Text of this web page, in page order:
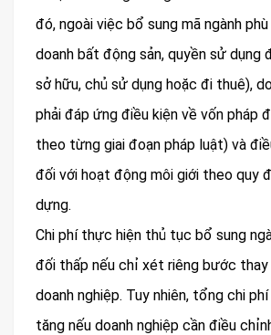
đó, ngoài việc bổ sung mã ngành
doanh bất động sản, quyền sử dụng
sở hữu, chủ sử dụng hoặc đi thuê),
phải đáp ứng điều kiện về vốn pháp
theo từng giai đoạn pháp luật) và
đối với hoạt động môi giới theo quy
dựng.
Chi phí thực hiện thủ tục bổ sung
đối thấp nếu chỉ xét riêng bước
doanh nghiệp. Tuy nhiên, tổng chi
tăng nếu doanh nghiệp cần điều